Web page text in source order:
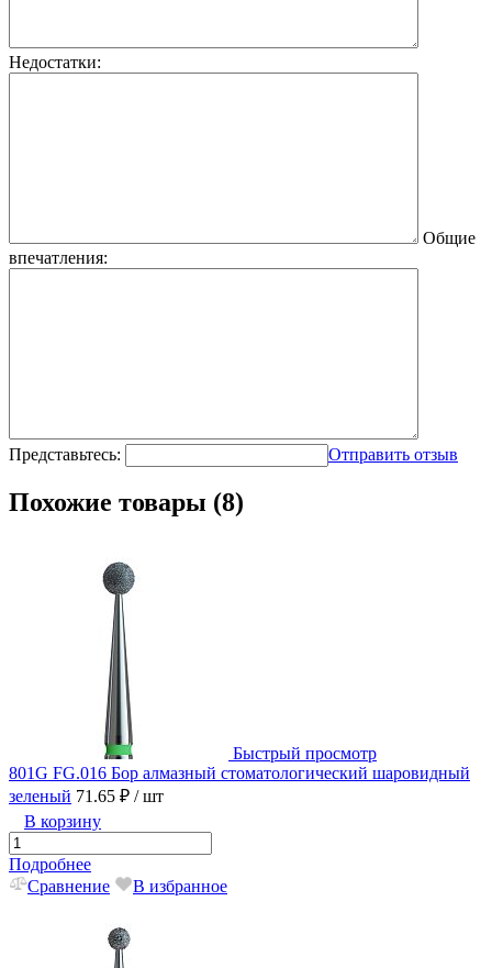
Недостатки:
Общие
впечатления:
Представьтесь: Отправить отзыв
Похожие товары (8)
Быстрый просмотр
801G FG.016 Бор алмазный стоматологический шаровидный
зеленый 71.65 ₽ / шт
В корзину
Подробнее
Сравнение
В избранное